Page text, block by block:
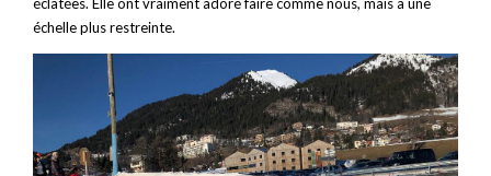
échelle plus restreinte.